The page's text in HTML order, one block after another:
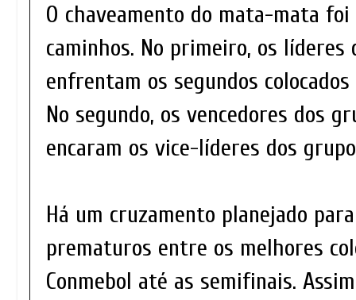
O chaveamento do mata-mata
caminhos. No primeiro, os líderes
enfrentam os segundos
No segundo, os vencedores dos
encaram os vice-líderes dos
Há um cruzamento planejado
prematuros entre os melhores
Conmebol até as semifinais.